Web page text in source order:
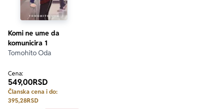
Komi ne ume da
komunicira 1
Tomohito Oda
Cena:
549,00RSD
Članska cena i do:
395,28RSD